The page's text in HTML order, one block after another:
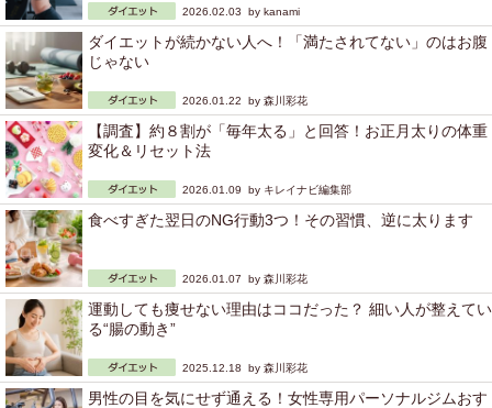
2026.02.03 by kanami
ダイエットが続かない人へ！「満たされてない」のはお腹
じゃない
2026.01.22 by 森川彩花
【調査】約８割が「毎年太る」と回答！お正月太りの体重
変化＆リセット法
2026.01.09 by キレイナビ編集部
食べすぎた翌日のNG行動3つ！その習慣、逆に太ります
2026.01.07 by 森川彩花
運動しても痩せない理由はココだった？ 細い人が整えてい
る“腸の動き”
2025.12.18 by 森川彩花
男性の目を気にせず通える！女性専用パーソナルジムおす